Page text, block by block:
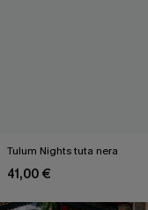
Tulum Nights tuta nera
41,00 €